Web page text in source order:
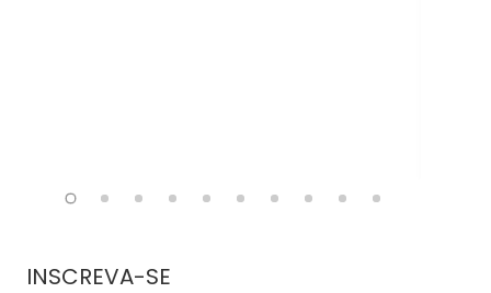
INSCREVA-SE